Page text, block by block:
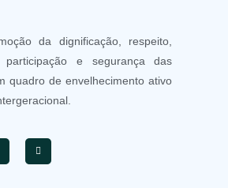
da dignificação, respeito,
participação e segurança das
quadro de envelhecimento ativo